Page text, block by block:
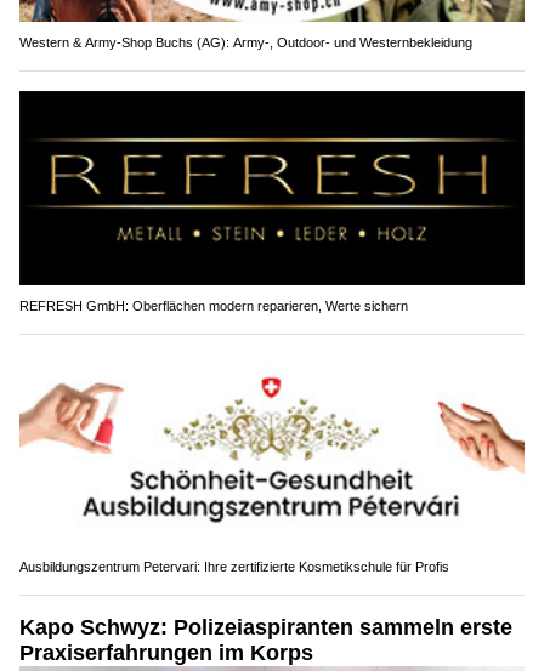
Western & Army-Shop Buchs (AG): Army-, Outdoor- und Westernbekleidung
REFRESH GmbH: Oberflächen modern reparieren, Werte sichern
Ausbildungszentrum Petervari: Ihre zertifizierte Kosmetikschule für Profis
Kapo Schwyz: Polizeiaspiranten sammeln erste
Praxiserfahrungen im Korps